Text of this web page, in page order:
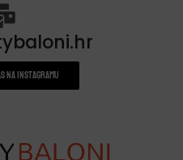
na instagramu